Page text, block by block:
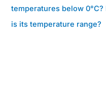
물
탐
temperatures below
is its temperature range?